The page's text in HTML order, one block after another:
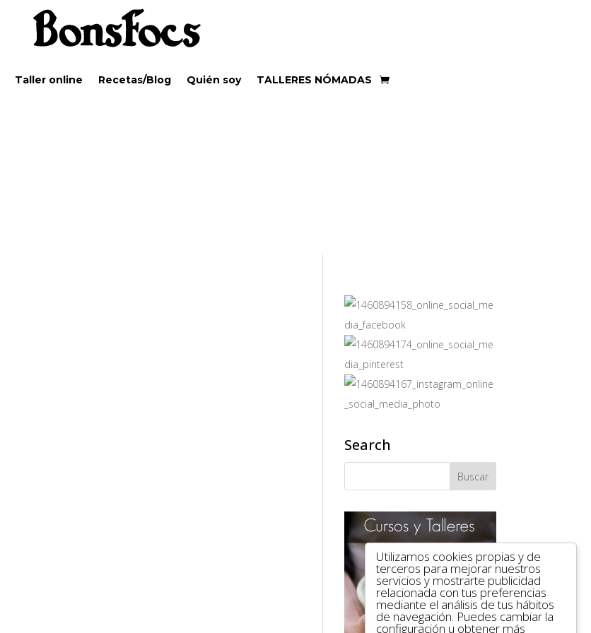
Taller online Recetas/Blog Quién soy TALLERES NÓMADAS
Search
Utilizamos cookies propias y de
terceros para mejorar nuestros
servicios y mostrarte publicidad
relacionada con tus preferencias
mediante el análisis de tus hábitos
de navegación. Puedes cambiar la
configuración u obtener más